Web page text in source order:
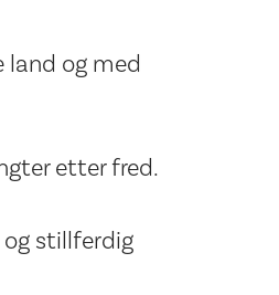
land og med
etter fred.
og stillferdig